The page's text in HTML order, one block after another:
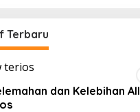
Terbaru
dan Kelebihan All